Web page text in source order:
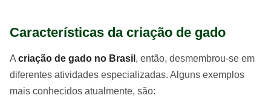
Características da criação de gado
A criação de gado no Brasil , então, desmembrou-se em
diferentes atividades especializadas. Alguns exemplos
mais conhecidos atualmente, são: